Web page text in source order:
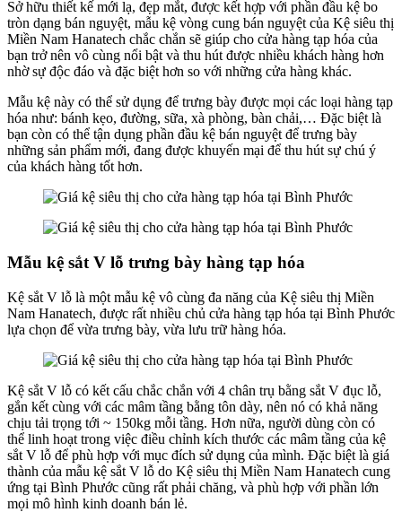
Sở hữu thiết kế mới lạ, đẹp mắt, được kết hợp với phần đầu kệ bo
tròn dạng bán nguyệt, mẫu kệ vòng cung bán nguyệt của Kệ siêu thị
Miền Nam Hanatech chắc chắn sẽ giúp cho cửa hàng tạp hóa của
bạn trở nên vô cùng nổi bật và thu hút được nhiều khách hàng hơn
nhờ sự độc đáo và đặc biệt hơn so với những cửa hàng khác.
Mẫu kệ này có thể sử dụng để trưng bày được mọi các loại hàng tạp
hóa như: bánh kẹo, đường, sữa, xà phòng, bàn chải,… Đặc biệt là
bạn còn có thể tận dụng phần đầu kệ bán nguyệt để trưng bày
những sản phẩm mới, đang được khuyến mại để thu hút sự chú ý
của khách hàng tốt hơn.
Mẫu kệ sắt V lỗ trưng bày hàng tạp hóa
Kệ sắt V lỗ là một mẫu kệ vô cùng đa năng của Kệ siêu thị Miền
Nam Hanatech, được rất nhiều chủ cửa hàng tạp hóa tại Bình Phước
lựa chọn để vừa trưng bày, vừa lưu trữ hàng hóa.
Kệ sắt V lỗ có kết cấu chắc chắn với 4 chân trụ bằng sắt V đục lỗ,
gắn kết cùng với các mâm tầng bằng tôn dày, nên nó có khả năng
chịu tải trọng tới ~ 150kg mỗi tầng. Hơn nữa, người dùng còn có
thể linh hoạt trong việc điều chỉnh kích thước các mâm tầng của kệ
sắt V lỗ để phù hợp với mục đích sử dụng của mình. Đặc biệt là giá
thành của mẫu kệ sắt V lỗ do Kệ siêu thị Miền Nam Hanatech cung
ứng tại Bình Phước cũng rất phải chăng, và phù hợp với phần lớn
mọi mô hình kinh doanh bán lẻ.